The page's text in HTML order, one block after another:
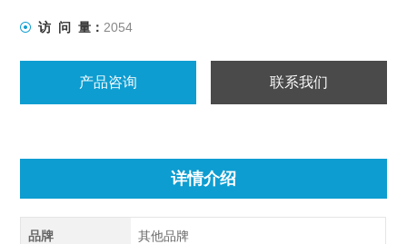
访 问 量： 2054
产品咨询 联系我们
详情介绍
品牌 其他品牌